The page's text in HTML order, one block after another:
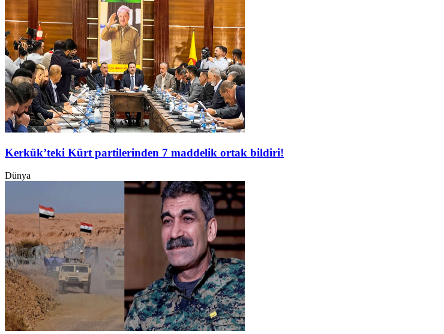
Kerkük’teki Kürt partilerinden 7 maddelik ortak bildiri!
Dünya